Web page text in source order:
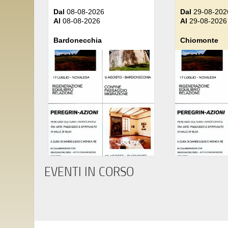
Dal 08-08-2026
Al 08-08-2026
Bardonecchia
Dal 29-08-
Al 29-08-2026
Chiomonte
EVENTI IN CORSO